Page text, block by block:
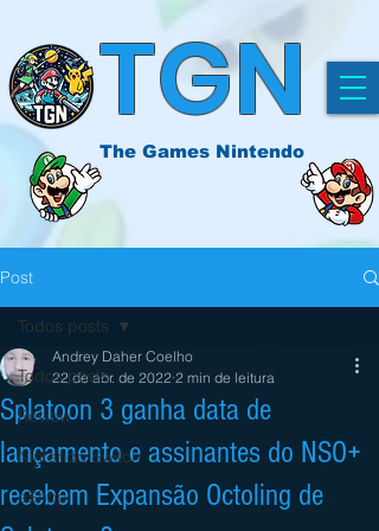
TGN
The Games Nintendo
Post
Todos posts
Review
Nintendo Switch
eShop
Todos posts
Splatoon 3 ganha data de
lançamento e assinantes do NSO+
recebem Expansão Octoling de
Andrey Daher Coelho
22 de abr. de 2022 2 min de leitura